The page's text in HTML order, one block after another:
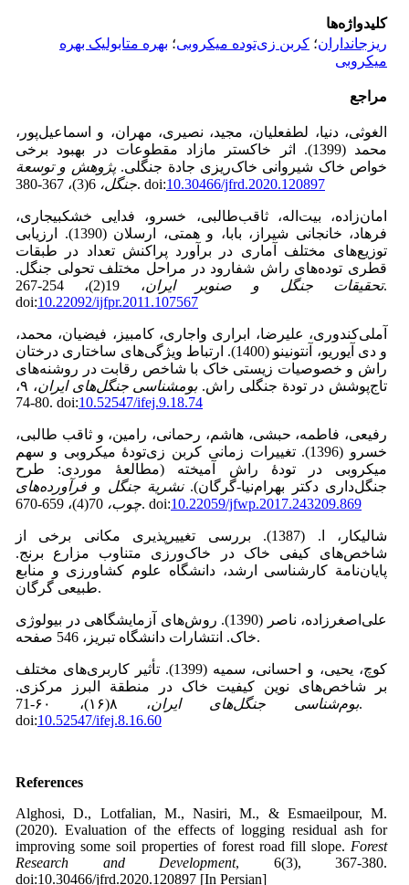
کلیدواژه‌ها
ریزجانداران؛ کربن زی‌توده میکروبی؛ بهره متابولیک بهره
میکروبی
مراجع
الغوثی، دنیا، لطفعلیان، مجید، نصیری، مهران، و اسماعیل‌پور،
محمد (1399). اثر خاکستر مازاد‌ مقطوعات در بهبود برخی
خواص خاک شیروانی خاک‌ریزی جادة جنگلی.پژوهش و توسعة
جنگل،6(3)، 367-380. doi:10.30466/jfrd.2020.120897
امان‌زاده، بیت‌اله، ثاقب‌طالبی، خسرو، فدایی خشکبیجاری،
فرهاد، خانجانی شیراز، بابا، و همتی، ارسلان (1390). ارزیابی
توزیع‌های مختلف آماری در برآورد پراکنش تعداد در طبقات
قطری توده‌های راش شفارود در مراحل مختلف تحولی جنگل.
تحقیقات جنگل و صنوبر ایران
، 19(2)، 254-267.
doi:10.22092/ijfpr.2011.107567
آملی‌کندوری، علیرضا، ابراری واجاری، کامبیز، فیضیان، محمد،
و دی آیوریو، آنتونینو (1400). ارتباط ویژگی‌های ساختاری درختان
راش و خصوصیات زیستی خاک با شاخص رقابت در روشنه‌های
تاج‌پوشش در تودة‌ جنگلی راش.بوم­شناسی جنگل‌های ایران
، ۹،
80-74. doi:10.52547/ifej.9.18.74
رفیعی، فاطمه، حبشی، هاشم، رحمانی، رامین، و ثاقب طالبی،
خسرو (1396). تغییرات زمانی کربن زی‌تودۀ میکروبی و سهم
میکروبی در تودۀ راش آمیخته (مطالعۀ موردی: طرح
جنگل‌داری دکتر بهرام‌نیا-گرگان).نشریة جنگل و فرآورده‌های
چوب،70(4)، 659-670. doi:10.22059/jfwp.2017.243209.869
شالیکار، ا. (1387). بررسی تغییرپذیری مکانی برخی از
شاخص‌های کیفی خاک در خاک‌ورزی متناوب مزارع برنج.
پایان‌نامة کارشناسی ارشد، دانشگاه علوم کشاورزی و منابع
طبیعی گرگان.
علی‌اصغرزاده، ناصر (1390). روش‌های آزمایشگاهی در بیولوژی
خاک. انتشارات دانشگاه تبریز، 546 صفحه.
کوچ، یحیی، و احسانی، سمیه (1399). تأثیر کاربری‌های مختلف
بر شاخص‌های نوین کیفیت خاک در منطقة البرز مرکزی.
بوم‌شناسی جنگل‌های ایران
، ۸(۱۶)، ۶۰-71.
doi:10.52547/ifej.8.16.60
References
Alghosi, D., Lotfalian, M., Nasiri, M., & Esmaeilpour, M.
(2020). Evaluation of the effects of logging residual ash for
improving some soil properties of forest road fill slope. Forest
Research and Development, 6(3), 367-380.
doi:10.30466/jfrd.2020.120897 [In Persian]